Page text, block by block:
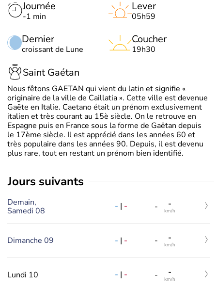
Journée
-1 min
Dernier
croissant de Lune
Lever
05h59
Coucher
19h30
Saint Gaétan
Nous fêtons GAETAN qui vient du latin et signifie «
originaire de la ville de Caillatia ». Cette ville est devenue
Gaëte en Italie. Caetano était un prénom exclusivement
italien et très courant au 15è siècle. On le retrouve en
Espagne puis en France sous la forme de Gaëtan depuis
le 17ème siècle. Il est apprécié dans les années 60 et
très populaire dans les années 90. Depuis, il est devenu
plus rare, tout en restant un prénom bien identifié.
jours suivants
Demain,
Samedi 08
- | - - -
km/h
Dimanche 09 - | - - -
km/h
Lundi 10 - | - - -
km/h